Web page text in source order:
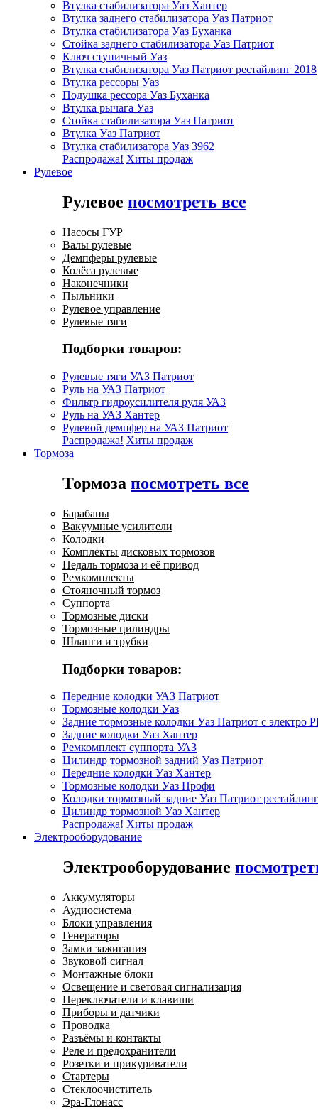
Втулка стабилизатора Уаз Хантер
Втулка заднего стабилизатора Уаз Патриот
Втулка стабилизатора Уаз Буханка
Стойка заднего стабилизатора Уаз Патриот
Ключ ступичный Уаз
Втулка стабилизатора Уаз Патриот рестайлинг 2018
Втулка рессоры Уаз
Подушка рессора Уаз Буханка
Втулка рычага Уаз
Стойка стабилизатора Уаз Патриот
Втулка Уаз Патриот
Втулка стабилизатора Уаз 3962
Распродажа! Хиты продаж
Рулевое
Рулевое посмотреть все
Насосы ГУР
Валы рулевые
Демпферы рулевые
Колёса рулевые
Наконечники
Пыльники
Рулевое управление
Рулевые тяги
Подборки товаров:
Рулевые тяги УАЗ Патриот
Руль на УАЗ Патриот
Фильтр гидроусилителя руля УАЗ
Руль на УАЗ Хантер
Рулевой демпфер на УАЗ Патриот
Распродажа! Хиты продаж
Тормоза
Тормоза посмотреть все
Барабаны
Вакуумные усилители
Колодки
Комплекты дисковых тормозов
Педаль тормоза и её привод
Ремкомплекты
Стояночный тормоз
Суппорта
Тормозные диски
Тормозные цилиндры
Шланги и трубки
Подборки товаров:
Передние колодки УАЗ Патриот
Тормозные колодки Уаз
Задние тормозные колодки Уаз Патриот с электро
Задние колодки Уаз Хантер
Ремкомплект суппорта УАЗ
Цилиндр тормозной задний Уаз Патриот
Передние колодки Уаз Хантер
Тормозные колодки Уаз Профи
Колодки тормозный задние Уаз Патриот
Цилиндр тормозной Уаз Хантер
Распродажа! Хиты продаж
Электрооборудование
Электрооборудование
Аккумуляторы
Аудиосистема
Блоки управления
Генераторы
Замки зажигания
Звуковой сигнал
Монтажные блоки
Освещение и световая сигнализация
Переключатели и клавиши
Приборы и датчики
Проводка
Разъёмы и контакты
Реле и предохранители
Розетки и прикуриватели
Стартеры
Стеклоочиститель
Эра-Глонасс